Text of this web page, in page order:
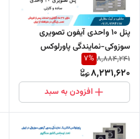
پنل 10 واحدی آیفون تصویری
سوزوکی-نمایندگی پاورلوکس
8,884,241
7%
8,231,620
افزودن به سبد